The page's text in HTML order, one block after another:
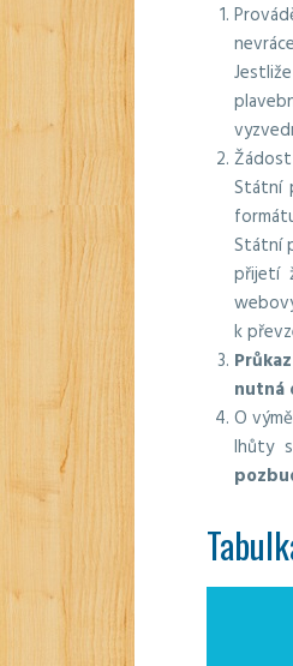
Státní
Státní
přijetí
k
nutná
O
lhůty